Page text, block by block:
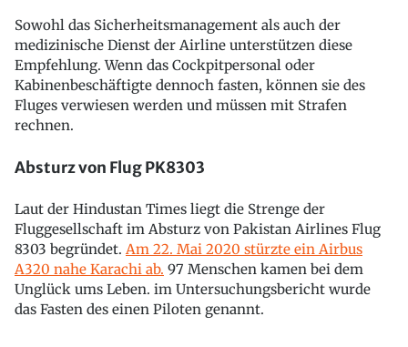
Sowohl das Sicherheitsmanagement als auch der
medizinische Dienst der Airline unterstützen diese
Empfehlung. Wenn das Cockpitpersonal oder
Kabinenbeschäftigte dennoch fasten, können sie des
Fluges verwiesen werden und müssen mit Strafen
rechnen.
Absturz von Flug PK8303
Laut der Hindustan Times liegt die Strenge der
Fluggesellschaft im Absturz von Pakistan Airlines Flug
8303 begründet. Am 22. Mai 2020 stürzte ein Airbus
A320 nahe Karachi ab. 97 Menschen kamen bei dem
Unglück ums Leben. im Untersuchungsbericht wurde
das Fasten des einen Piloten genannt.